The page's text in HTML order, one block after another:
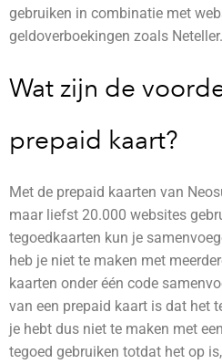
gebruiken in combinatie met
geldoverboekingen zoals Neteller.
Wat zijn de
prepaid kaart?
Met de prepaid kaarten van
maar liefst 20.000 websites
tegoedkaarten kun je
heb je niet te maken met
kaarten onder één code
van een prepaid kaart is dat het
je hebt dus niet te maken met
tegoed gebruiken totdat het op